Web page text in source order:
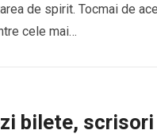
de spirit. Tocmai de
cele mai…
bilete,